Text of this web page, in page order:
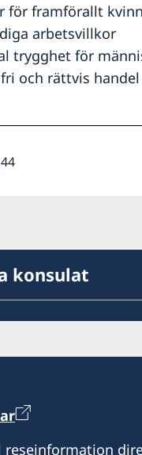
för framförallt
arbetsvillkor
trygghet för
och rättvis
konsulat
reseinformation